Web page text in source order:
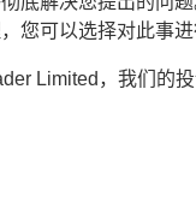
您可以选择对此事
Limited，我们的